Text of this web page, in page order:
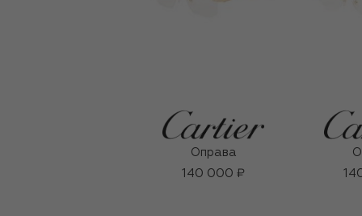
Оправа
140 000 ₽